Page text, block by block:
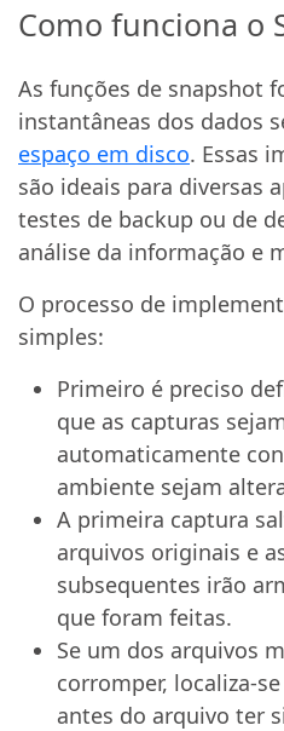
Como funciona o
As funções de snapshot
instantâneas dos dados
espaço em disco. Essas
são ideais para diversas
testes de backup ou de
análise da informação e
O processo de
simples:
Primeiro é preciso
que as capturas
automaticamente
ambiente sejam
A primeira captura
arquivos originais e
subsequentes irão
que foram feitas.
Se um dos arquivos
corromper, localiza-
antes do arquivo ter